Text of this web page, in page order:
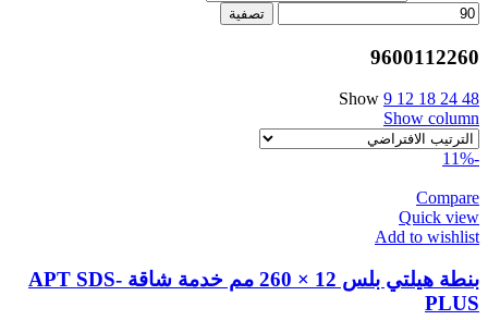
تصفية
9600112260
Show 9 12 18 24 48
Show column
-11%
Compare
Quick view
Add to wishlist
بنطة هيلتي بلس 12 × 260 مم خدمة شاقة APT SDS-
PLUS